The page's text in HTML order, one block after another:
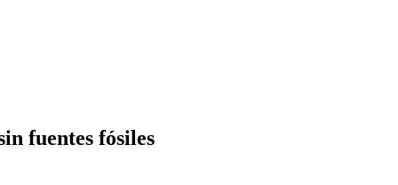
fuentes fósiles